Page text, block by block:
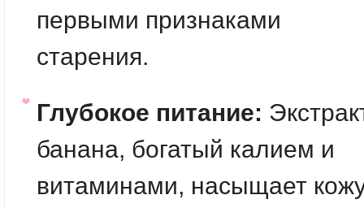
первыми признаками
старения.
Глубокое питание:
банана, богатый калием и
витаминами, насыщает